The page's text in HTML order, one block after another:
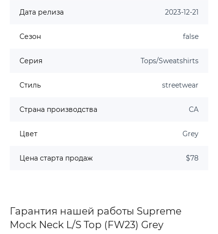
Дата релиза 2023-12-21
Сезон false
Серия Tops/Sweatshirts
Стиль streetwear
Страна производства CA
Цвет Grey
Цена старта продаж $78
Гарантия нашей работы Supreme
Mock Neck L/S Top (FW23) Grey